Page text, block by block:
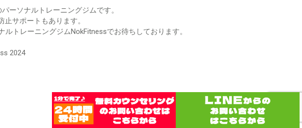
ーソナルトレーニングジムです。
サポートもあります。
トレーニングジムNokFitnessでお待ちしております。
2024